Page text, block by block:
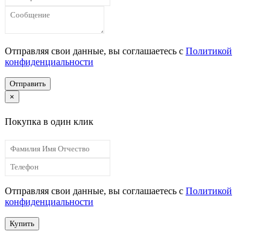
Отправляя свои данные, вы соглашаетесь с Политикой
конфиденциальности
Отправить
×
Покупка в один клик
Отправляя свои данные, вы соглашаетесь с Политикой
конфиденциальности
Купить